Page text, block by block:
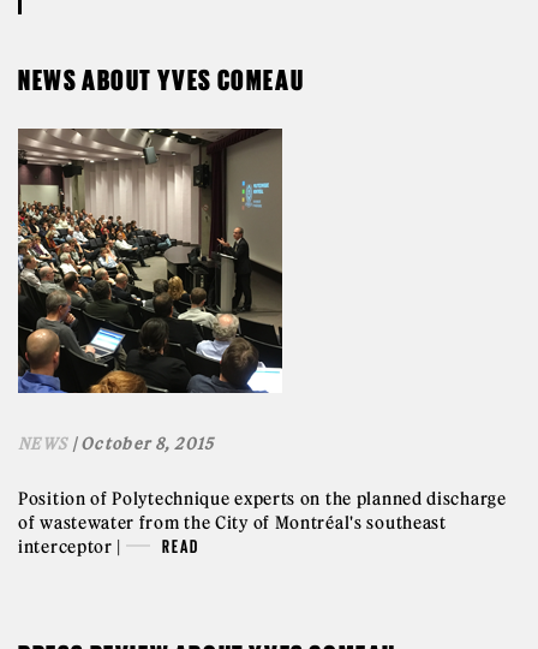
NEWS ABOUT YVES COMEAU
NEWS| October 8, 2015
Position of Polytechnique experts on the planned discharge
of wastewater from the City of Montréal's southeast
interceptor |
READ